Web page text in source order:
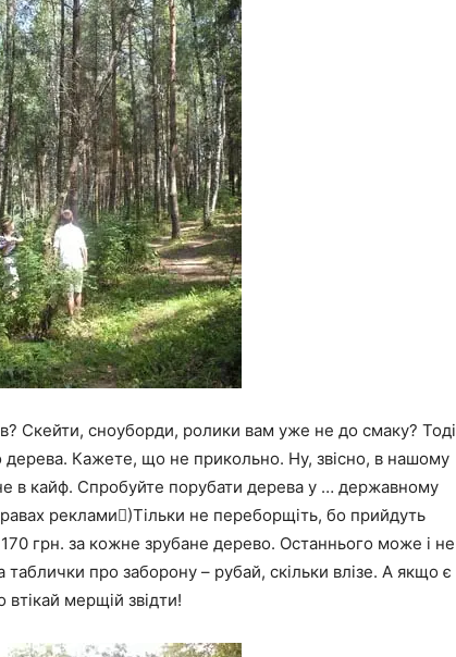
Скейти, сноуборди, ролики вам уже не до смаку? Тоді
Кажете, що не прикольно. Ну, звісно, в нашому
в кайф. Спробуйте порубати дерева у … державному
реклами)Тільки не переборщіть, бо прийдуть
грн. за кожне зрубане дерево. Останнього може і не
про заборону – рубай, скільки влізе. А якщо є
втікай мерщій звідти!